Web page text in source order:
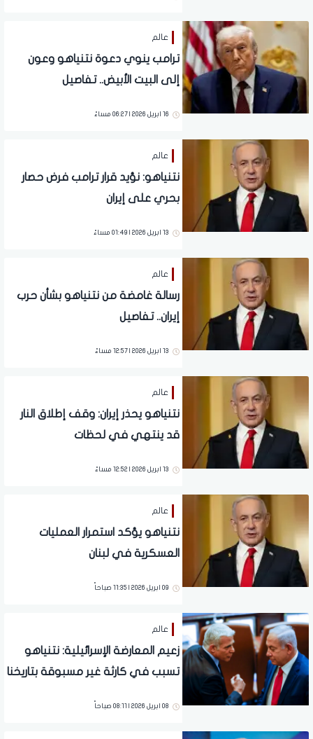
عالم
ترامب ينوي دعوة نتنياهو وعون
إلى البيت الأبيض.. تفاصيل
16 ابريل 2026 | 06:27 مساءً
عالم
نتنياهو: نؤيد قرار ترامب فرض حصار
بحري على إيران
13 ابريل 2026 | 01:49 مساءً
عالم
رسالة غامضة من نتنياهو بشأن حرب
إيران.. تفاصيل
13 ابريل 2026 | 12:57 مساءً
عالم
نتنياهو يحذر إيران: وقف إطلاق النار
قد ينتهي في لحظات
13 ابريل 2026 | 12:52 مساءً
عالم
نتنياهو يؤكد استمرار العمليات
العسكرية في لبنان
09 ابريل 2026 | 11:35 صباحاً
عالم
زعيم المعارضة الإسرائيلية: نتنياهو
تسبب في كارثة غير مسبوقة بتاريخنا
08 ابريل 2026 | 08:11 صباحاً